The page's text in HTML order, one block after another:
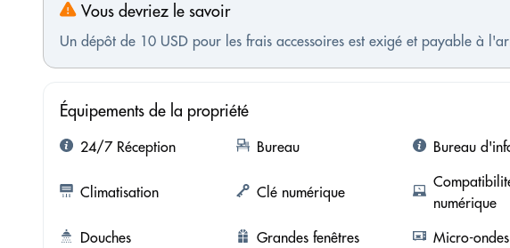
Vous devriez le savoir
Un dépôt de 10 USD pour les frais accessoires est exigé et payable à
Équipements de la propriété
24/7 Réception Bureau Bureau
Climatisation Clé numérique
numérique
Douches
Grandes fenêtres
Micro-ondes